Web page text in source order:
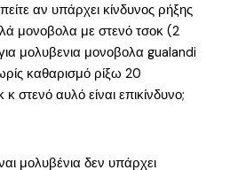
αν υπάρχει κίνδυνος ρήξης
μονοβολα με στενό τσοκ (2
μολυβενια μονοβολα gualandi
καθαρισμό ρίξω 20
στενό αυλό είναι επικίνδυνο;
μολυβένια δεν υπάρχει